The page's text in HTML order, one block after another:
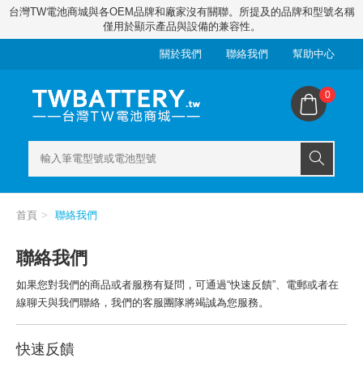
台灣TW電池商城與各OEM品牌和廠家沒有關聯。所提及的品牌和型號名稱
僅用於顯示產品與設備的兼容性。
關於我們 聯絡我們 幫助中心
0
首頁 聯絡我們
聯絡我們
如果您對我們的商品或者服務有疑問，可通過“快速反饋”、電郵或者在
線聊天與我們聯絡，我們的客服團隊將竭誠為您服務。
快速反饋